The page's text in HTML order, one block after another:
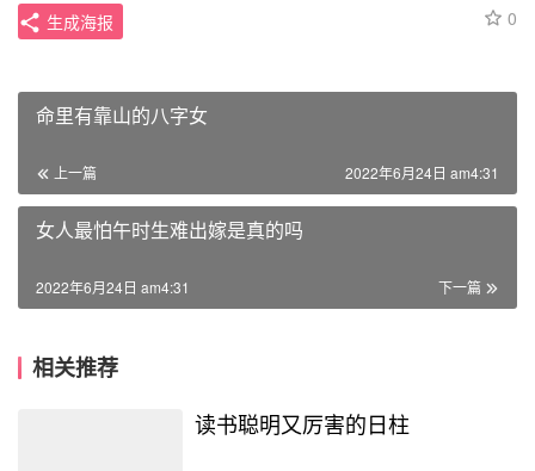
0
生成海报
命里有靠山的八字女
上一篇 2022年6月24日 am4:31
女人最怕午时生难出嫁是真的吗
下一篇
2022年6月24日 am4:31
相关推荐
读书聪明又厉害的日柱